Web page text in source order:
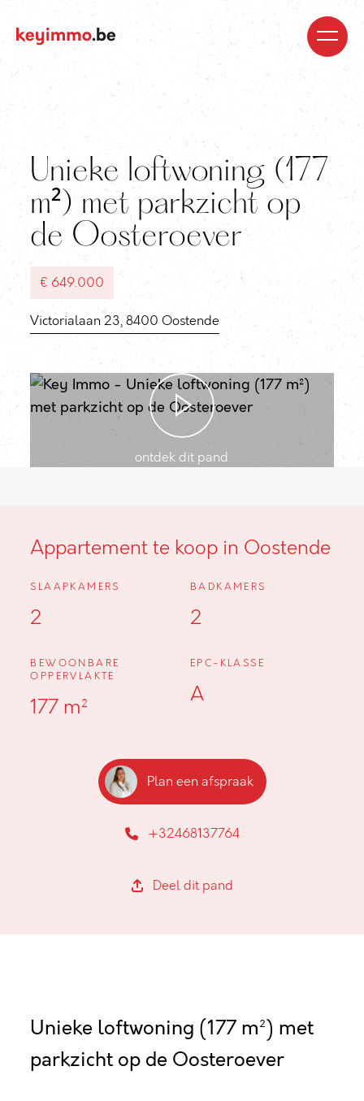
Unieke loftwoning (177
m²) met parkzicht op
de Oosteroever
€ 649.000
Victorialaan 23, 8400 Oostende
ontdek dit pand
Appartement te koop in Oostende
SLAAPKAMERS
2
BADKAMERS
2
BEWOONBARE
OPPERVLAKTE
177 m²
EPC-KLASSE
A
Plan een afspraak
+32468137764
Deel dit pand
Unieke loftwoning (177 m²) met
parkzicht op de Oosteroever